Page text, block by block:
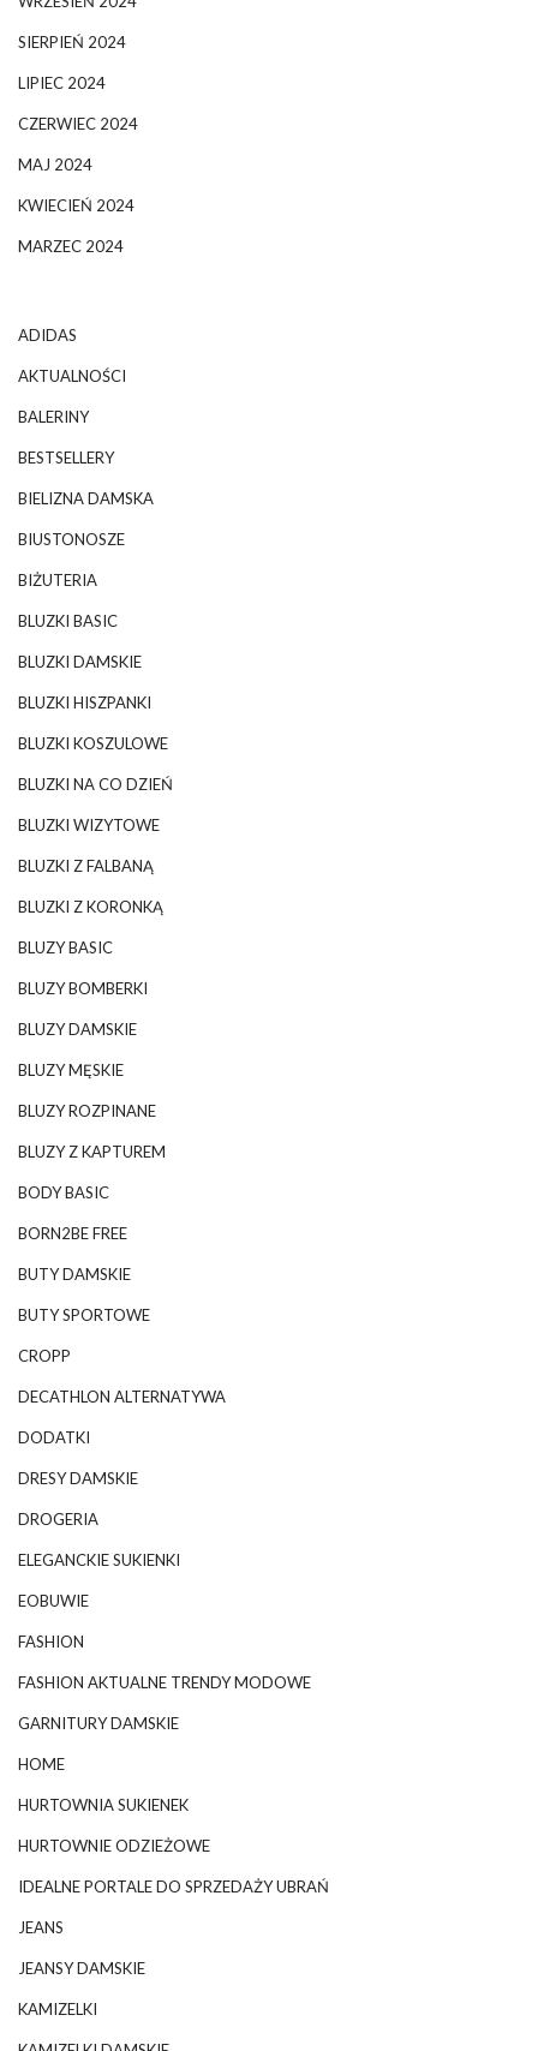
SIERPIEŃ 2024
LIPIEC 2024
CZERWIEC 2024
MAJ 2024
KWIECIEŃ 2024
MARZEC 2024
ADIDAS
AKTUALNOŚCI
BALERINY
BESTSELLERY
BIELIZNA DAMSKA
BIUSTONOSZE
BIŻUTERIA
BLUZKI BASIC
BLUZKI DAMSKIE
BLUZKI HISZPANKI
BLUZKI KOSZULOWE
BLUZKI NA CO DZIEŃ
BLUZKI WIZYTOWE
BLUZKI Z FALBANĄ
BLUZKI Z KORONKĄ
BLUZY BASIC
BLUZY BOMBERKI
BLUZY DAMSKIE
BLUZY MĘSKIE
BLUZY ROZPINANE
BLUZY Z KAPTUREM
BODY BASIC
BORN2BE FREE
BUTY DAMSKIE
BUTY SPORTOWE
CROPP
DECATHLON ALTERNATYWA
DODATKI
DRESY DAMSKIE
DROGERIA
ELEGANCKIE SUKIENKI
EOBUWIE
FASHION
FASHION AKTUALNE TRENDY MODOWE
GARNITURY DAMSKIE
HOME
HURTOWNIA SUKIENEK
HURTOWNIE ODZIEŻOWE
IDEALNE PORTALE DO SPRZEDAŻY UBRAŃ
JEANS
JEANSY DAMSKIE
KAMIZELKI